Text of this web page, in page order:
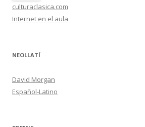
culturaclasica.com
Internet en el aula
NEOLLATÍ
David Morgan
Español-Latino